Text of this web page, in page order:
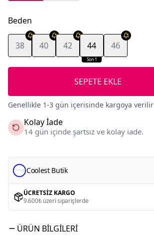
Beden
38 40 42
Son 1
44 46
SEPETE EKLE
Genellikle 1-3 gün içerisinde kargoya verilir
Kolay İade
14 gün içinde şartsız ve kolay iade.
Coolest Butik
ÜCRETSIZ KARGO
9.600₺ üzeri siparişlerde
ÜRÜN BILGILERI